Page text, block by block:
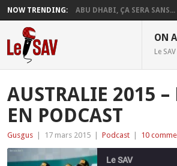
NOW TRENDING: ABU DHABI, ÇA SERA SANS...
ON
Le
AUSTRALIE 2015 –
EN PODCAST
Gusgus 17 mars 2015 Podcast 10
Le SAV